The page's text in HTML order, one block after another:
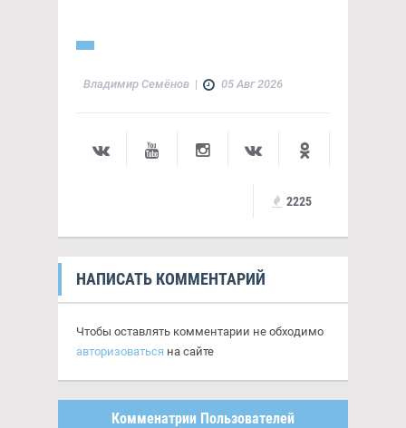
Владимир Семёнов | 05 Авг 2026
2225
НАПИСАТЬ КОММЕНТАРИЙ
Чтобы оставлять комментарии не обходимо
авторизоваться на сайте
Комменатрии Пользователей